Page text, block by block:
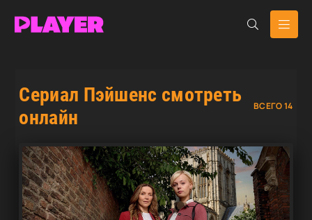
Сериал Пэйшенс смотреть
онлайн
ВСЕГО 14